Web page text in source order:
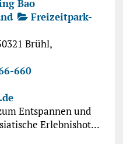
Bao
Freizeitpark-
Brühl,
660
Entspannen und
Erlebnishot...